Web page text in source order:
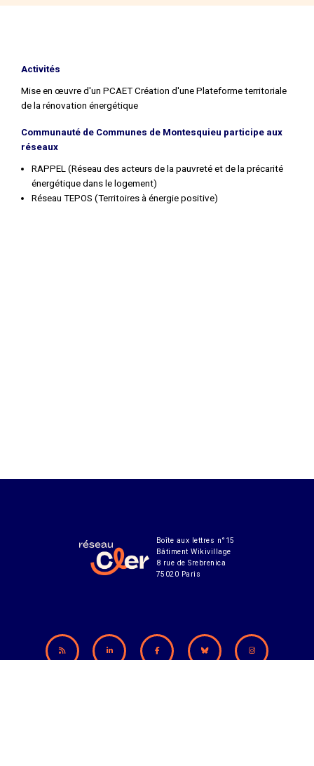
Activités
Mise en œuvre d'un PCAET Création d'une Plateforme territoriale
de la rénovation énergétique
Communauté de Communes de Montesquieu participe aux
réseaux
RAPPEL (Réseau des acteurs de la pauvreté et de la précarité
énergétique dans le logement)
Réseau TEPOS (Territoires à énergie positive)
Boîte aux lettres n°15
Bâtiment Wikivillage
8 rue de Srebrenica
75020 Paris